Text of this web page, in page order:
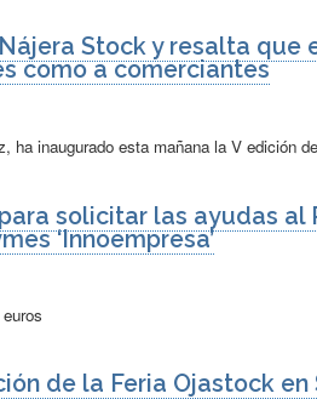
Stock y resalta que
como a comerciantes
ha inaugurado esta mañana la V edición
solicitar las ayudas al
‘Innoempresa’
de la Feria Ojastock